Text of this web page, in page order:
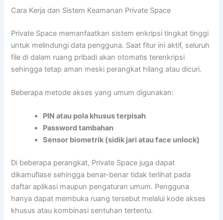
Cara Kerja dan Sistem Keamanan Private Space
Private Space memanfaatkan sistem enkripsi tingkat tinggi
untuk melindungi data pengguna. Saat fitur ini aktif, seluruh
file di dalam ruang pribadi akan otomatis terenkripsi
sehingga tetap aman meski perangkat hilang atau dicuri.
Beberapa metode akses yang umum digunakan:
PIN atau pola khusus terpisah
Password tambahan
Sensor biometrik (sidik jari atau face unlock)
Di beberapa perangkat, Private Space juga dapat
dikamuflase sehingga benar-benar tidak terlihat pada
daftar aplikasi maupun pengaturan umum. Pengguna
hanya dapat membuka ruang tersebut melalui kode akses
khusus atau kombinasi sentuhan tertentu.